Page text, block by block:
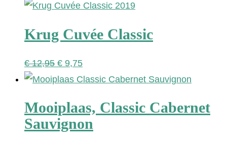
was:
is:
Krug Cuvée Classic
€12,95 Oorspronkelijke
prijs
€ 12,95.
€ 9,75Huidige
prijs
€ 9,75.
Mooiplaas, Classic Cabernet
Sauvignon